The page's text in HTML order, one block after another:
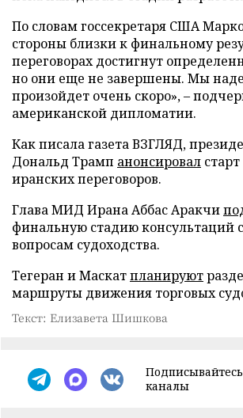
По словам госсекретаря США
стороны близки к финальному
переговорах достигнут
но они еще не завершены. Мы
произойдет очень скоро», –
американской дипломатии.
Как писала газета ВЗГЛЯД,
Дональд Трамп анонсировал
иранских переговоров.
Глава МИД Ирана Аббас Аракчи
финальную стадию консультаций
вопросам судоходства.
Тегеран и Маскатпланируют
маршруты движения торговых
Текст: Елизавета Шишкова
каналы